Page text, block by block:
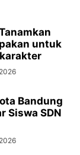
untuk
Bandung
Siswa SDN